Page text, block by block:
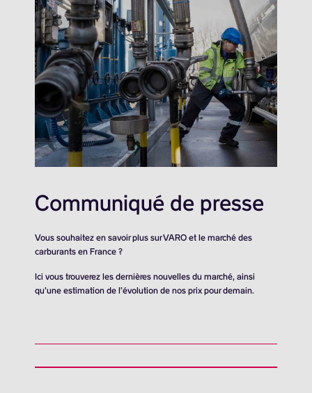
Communiqué de presse
Vous souhaitez en savoir plus sur VARO et le marché des
carburants en France ?
Ici vous trouverez les dernières nouvelles du marché, ainsi
qu’une estimation de l’évolution de nos prix pour demain.